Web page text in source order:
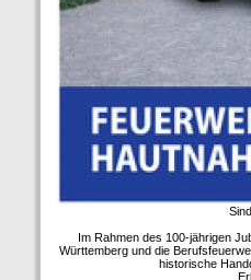
Im Rahmen des 100-jährigen
Württemberg und die
historische